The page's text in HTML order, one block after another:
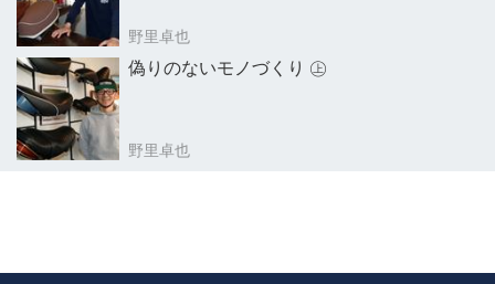
野里卓也
偽りのないモノづくり ㊤
野里卓也